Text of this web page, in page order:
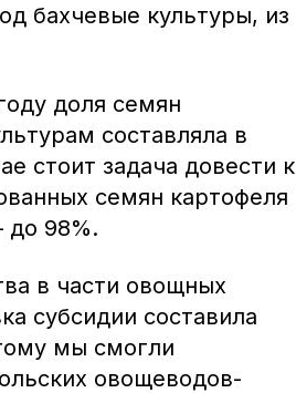
бахчевые культуры, из
доля семян
составляла в
стоит задача довести к
семян картофеля
до 98%.
в части овощных
субсидии составила
мы смогли
овощеводов-